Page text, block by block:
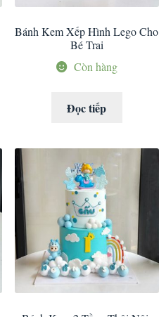
Bánh Kem Xếp Hình Lego Cho
Bé Trai
Còn hàng
Đọc tiếp